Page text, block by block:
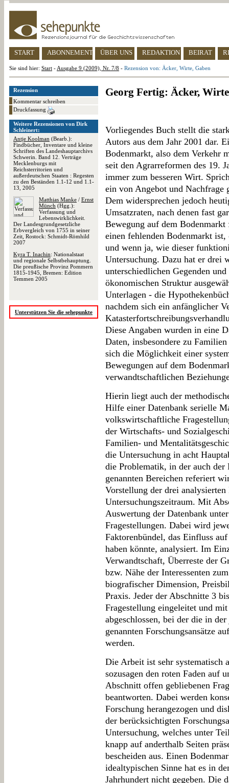
START ABONNEMENT ÜBER UNS REDAKTION BEIRAT
Sie sind hier: Start - Ausgabe 9 (2009), Nr. 7/8 - Rezension von: Äcker, Wirte, Gaben
Rezension
Kommentar schreiben
Druckfassung
Weitere Rezensionen von Dirk
Schleinert:
Antje Koolman (Bearb.):
Findbücher, Inventare und kleine
Schriften des Landeshauptarchivs
Schwerin. Band 12. Verträge
Mecklenburgs mit
Reichsterritorien und
außerdeutschen Staaten : Regesten
zu den Beständen 1.1-12 und 1.1-
13, 2005
Matthias Manke / Ernst
Münch (Hgg.):
Verfassung und
Lebenswirklichkeit.
Der Landesgrundgesetzliche
Erbvergleich von 1755 in seiner
Zeit, Rostock: Schmidt-Römhild
2007
Kyra T. Inachin: Nationalstaat
und regionale Selbstbehauptung.
Die preußische Provinz Pommern
1815-1945, Bremen: Edition
Temmen 2005
Unterstützen Sie die sehepunkte
Georg Fertig: Äcker,
Vorliegendes Buch stellt die
Autors aus dem Jahr 2001 dar.
Bodenmarkt, also dem Verkehr
seit den Agrarreformen des 19.
immer zum besseren Wirt.
ein von Angebot und Nachfrage
Dem widersprechen jedoch
Umsatzraten, nach denen fast
Bewegung auf dem
einen fehlenden Bodenmarkt
und wenn ja, wie dieser
Untersuchung. Dazu hat er drei
unterschiedlichen Gegenden
ökonomischen Struktur
Unterlagen - die
nachdem sich ein anfänglicher
Diese Angaben wurden in eine
Daten, insbesondere zu
sich die Möglichkeit einer
Bewegungen auf dem
verwandtschaftlichen
Hierin liegt auch der
Hilfe einer Datenbank serielle
volkswirtschaftliche
der Wirtschafts- und
Familien- und
die Untersuchung in acht
die Problematik, in der auch der
genannten Bereichen referiert
Vorstellung der drei
Untersuchungszeitraum. Mit
Auswertung der Datenbank
Fragestellungen. Dabei wird
Faktorenbündel, das Einfluss
haben könnte, analysiert. Im
Verwandtschaft, Überreste der
bzw. Nähe der Interessenten
biografischer Dimension,
Praxis. Jeder der Abschnitte 3
Fragestellung eingeleitet und
abgeschlossen, bei der die in
genannten Forschungsansätze
werden.
Die Arbeit ist sehr systematisch
sozusagen den roten Faden auf
Abschnitt offen gebliebenen
beantworten. Dabei werden
Forschung herangezogen und
der berücksichtigten
Untersuchung, welches unter
knapp auf anderthalb Seiten
bescheiden aus. Einen
idealtypischen Sinne hat es in
Jahrhundert nicht gegeben. Die